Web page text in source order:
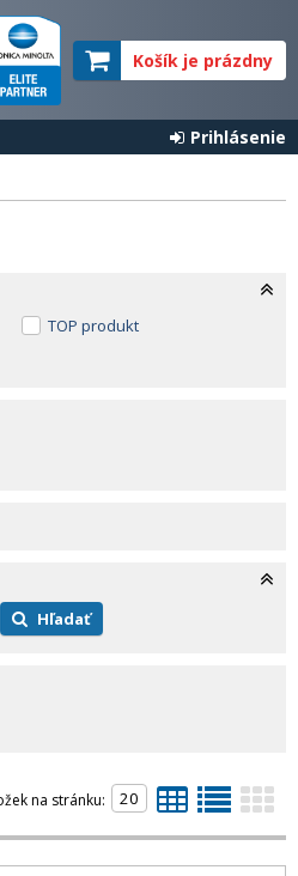
Košík je prázdny
Prihlásenie
TOP produkt
Hľadať
na stránku: